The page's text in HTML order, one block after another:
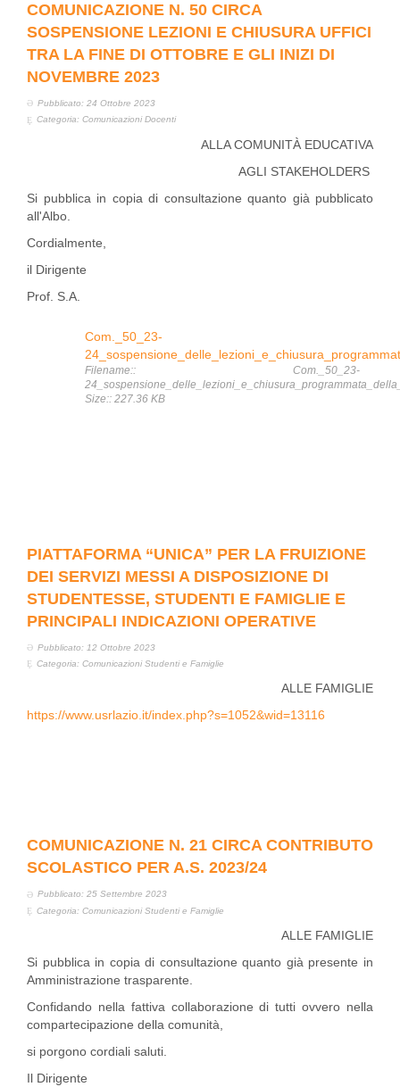
COMUNICAZIONE N. 50 CIRCA
SOSPENSIONE LEZIONI E CHIUSURA UFFICI
TRA LA FINE DI OTTOBRE E GLI INIZI DI
NOVEMBRE 2023
Pubblicato: 24 Ottobre 2023
Categoria: Comunicazioni Docenti
ALLA COMUNITÀ EDUCATIVA
AGLI STAKEHOLDERS
Si pubblica in copia di consultazione quanto già pubblicato
all'Albo.
Cordialmente,
il Dirigente
Prof. S.A.
Com._50_23-
Filename:: Com._50_23-
Size:: 227.36 KB
PIATTAFORMA “UNICA” PER LA FRUIZIONE
DEI SERVIZI MESSI A DISPOSIZIONE DI
STUDENTESSE, STUDENTI E FAMIGLIE E
PRINCIPALI INDICAZIONI OPERATIVE
Pubblicato: 12 Ottobre 2023
Categoria: Comunicazioni Studenti e Famiglie
ALLE FAMIGLIE
https://www.usrlazio.it/index.php?s=1052&wid=13116
COMUNICAZIONE N. 21 CIRCA CONTRIBUTO
SCOLASTICO PER A.S. 2023/24
Pubblicato: 25 Settembre 2023
Categoria: Comunicazioni Studenti e Famiglie
ALLE FAMIGLIE
Si pubblica in copia di consultazione quanto già presente in
Amministrazione trasparente.
Confidando nella fattiva collaborazione di tutti ovvero nella
compartecipazione della comunità,
si porgono cordiali saluti.
Il Dirigente